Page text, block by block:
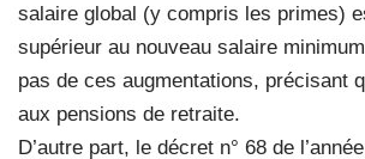
salaire global (y compris les primes)
supérieur au nouveau salaire
pas de ces augmentations, précisant
aux pensions de retraite.
D’autre part, le décret n° 68 de